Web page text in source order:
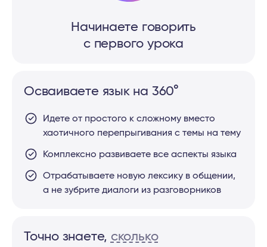
Начинаете говорить
с первого урока
Осваиваете язык на 360°
Идете от простого к сложному вместо
хаотичного перепрыгивания с темы на тему
Комплексно развиваете все аспекты языка
Отрабатываете новую лексику в общении,
а не зубрите диалоги из разговорников
Точно знаете, сколько